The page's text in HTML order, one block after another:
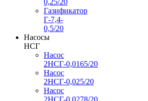
0,25/20
Газификатор
Г-7,4-
0,5/20
Насосы
НСГ
Насос
2НСГ-0,0165/20
Насос
2НСГ-0,025/20
Насос
2НСГ-0,0278/20